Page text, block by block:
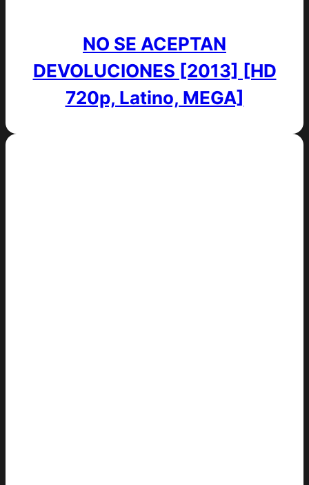
NO SE ACEPTAN
DEVOLUCIONES [2013] [HD
720p, Latino, MEGA]